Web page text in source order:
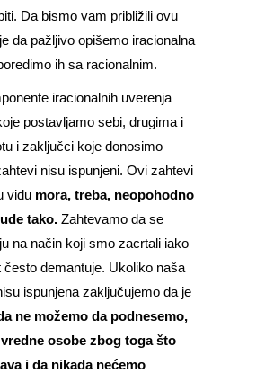
Da bismo vam približili ovu
da pažljivo opišemo iracionalna
ih sa racionalnim.
iracionalnih uverenja
postavljamo sebi, drugima i
i zaključci koje donosimo
nisu ispunjeni. Ovi zahtevi
vidu mora, treba, neopohodno
tako. Zahtevamo da se
na način koji smo zacrtali iako
često demantuje. Ukoliko naša
ispunjena zaključujemo da je
ne možemo da podnesemo,
osobe zbog toga što
i da nikada nećemo